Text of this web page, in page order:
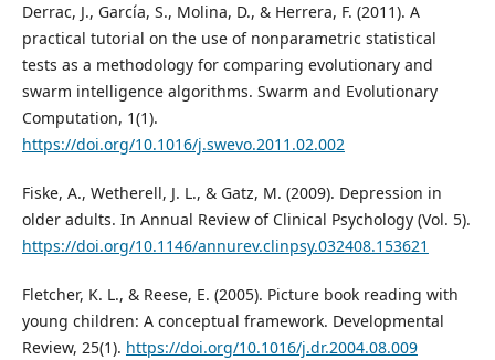
Derrac, J., García, S., Molina, D., & Herrera, F. (2011). A
practical tutorial on the use of nonparametric statistical
tests as a methodology for comparing evolutionary and
swarm intelligence algorithms. Swarm and Evolutionary
Computation, 1(1).
https://doi.org/10.1016/j.swevo.2011.02.002
Fiske, A., Wetherell, J. L., & Gatz, M. (2009). Depression in
older adults. In Annual Review of Clinical Psychology (Vol. 5).
https://doi.org/10.1146/annurev.clinpsy.032408.153621
Fletcher, K. L., & Reese, E. (2005). Picture book reading with
young children: A conceptual framework. Developmental
Review, 25(1). https://doi.org/10.1016/j.dr.2004.08.009